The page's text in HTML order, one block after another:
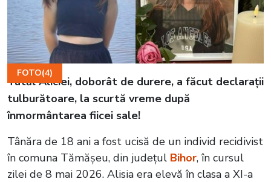
FOTO(4)
Tatăl Aliciei, doborât de durere, a făcut declarații
tulburătoare, la scurtă vreme după
înmormântarea fiicei sale!
Tânăra de 18 ani a fost ucisă de un individ recidivist
în comuna Tămășeu, din județul Bihor, în cursul
zilei de 8 mai 2026. Alisia era elevă în clasa a XI-a